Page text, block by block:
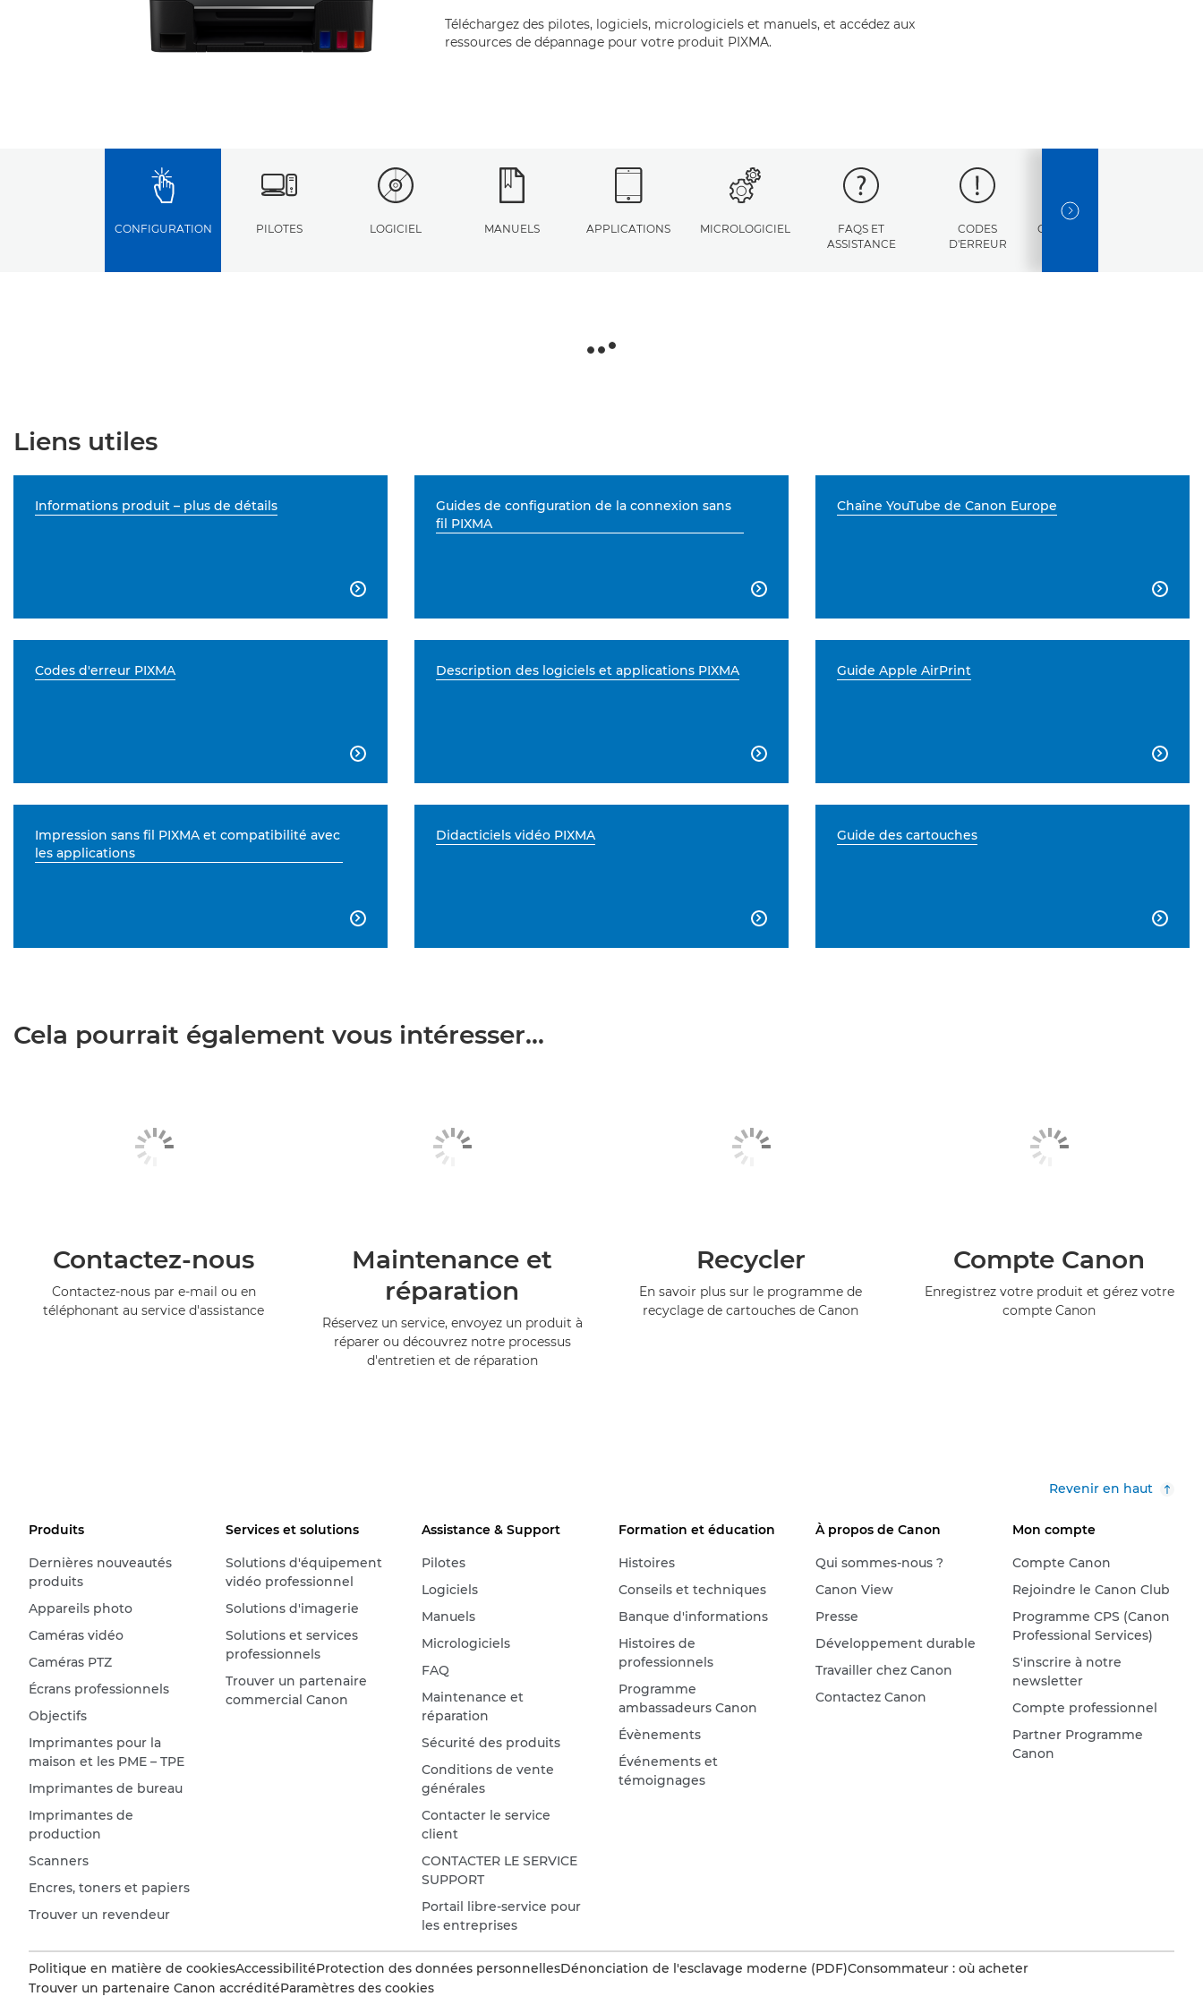
Téléchargez des pilotes, logiciels, micrologiciels et manuels, et accédez aux
ressources de dépannage pour votre produit PIXMA.
CONFIGURATION PILOTES LOGICIEL MANUELS APPLICATIONS MICROLOGICIEL
FAQS ET
ASSISTANCE
CODES
D'ERREUR
CARACTÉRISTIQUES
NEXT SLIDE
Liens utiles
Informations produit – plus de détails

Guides de configuration de la connexion sans
fil PIXMA

Chaîne YouTube de Canon Europe

Codes d'erreur PIXMA

Description des logiciels et applications PIXMA

Guide Apple AirPrint

Impression sans fil PIXMA et compatibilité avec
les applications

Didacticiels vidéo PIXMA

Guide des cartouches

Cela pourrait également vous intéresser...
Contactez-nous
Contactez-nous par e-mail ou en
téléphonant au service d'assistance
Maintenance et
réparation
Réservez un service, envoyez un produit à
réparer ou découvrez notre processus
d'entretien et de réparation
Recycler
En savoir plus sur le programme de
recyclage de cartouches de Canon
Compte Canon
Enregistrez votre produit et gérez votre
compte Canon
Revenir en haut
Produits
Dernières nouveautés
produits
Appareils photo
Caméras vidéo
Caméras PTZ
Écrans professionnels
Objectifs
Imprimantes pour la
maison et les PME – TPE
Imprimantes de bureau
Imprimantes de
production
Scanners
Encres, toners et papiers
Trouver un revendeur
Services et solutions
Solutions d'équipement
vidéo professionnel
Solutions d'imagerie
Solutions et services
professionnels
Trouver un partenaire
commercial Canon
Assistance & Support
Pilotes
Logiciels
Manuels
Micrologiciels
FAQ
Maintenance et
réparation
Sécurité des produits
Conditions de vente
générales
Contacter le service
client
CONTACTER LE SERVICE
SUPPORT
Portail libre-service pour
les entreprises
Formation et éducation
Histoires
Conseils et techniques
Banque d'informations
Histoires de
professionnels
Programme
ambassadeurs Canon
Évènements
Événements et
témoignages
À propos de Canon
Qui sommes-nous ?
Canon View
Presse
Développement durable
Travailler chez Canon
Contactez Canon
Mon compte
Compte Canon
Rejoindre le Canon Club
Programme CPS (Canon
Professional Services)
S'inscrire à notre
newsletter
Compte professionnel
Partner Programme
Canon
Politique en matière de cookiesAccessibilitéProtection des données personnellesDénonciation de l'esclavage moderne (PDF)Consommateur : où acheter
Trouver un partenaire Canon accréditéParamètres des cookies